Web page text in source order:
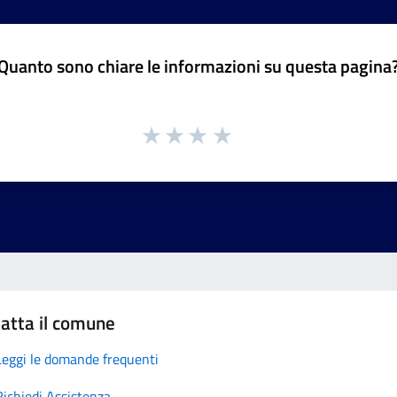
sono chiare le informazioni su questa
il comune
le domande frequenti